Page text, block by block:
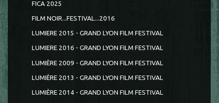
FICA 2025
FILM NOIR...FESTIVAL...2016
LUMIERE 2015 - GRAND LYON FILM FESTIVAL
LUMIERE 2016 - GRAND LYON FILM FESTIVAL
LUMIÈRE 2009 - GRAND LYON FILM FESTIVAL
LUMIÈRE 2013 - GRAND LYON FILM FESTIVAL
LUMIÈRE 2014 - GRAND LYON FILM FESTIVAL